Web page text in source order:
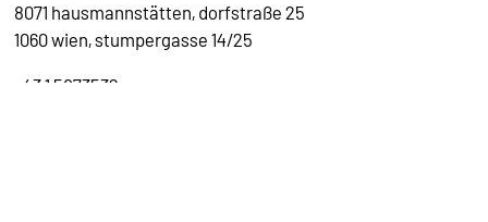
8071 hausmannstätten, dorfstraße 25
1060 wien, stumpergasse 14/25
+43 1 5973532